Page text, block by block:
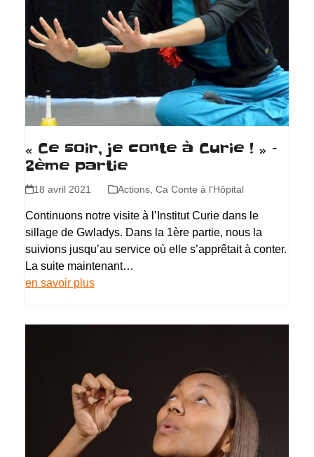
« Ce soir, je conte à Curie ! » –
2ème partie
18 avril 2021 Actions ,Ca Conte à l'Hôpital
Continuons notre visite à l’Institut Curie dans le
sillage de Gwladys. Dans la 1ère partie, nous la
suivions jusqu’au service où elle s’apprêtait à conter.
La suite maintenant…
en savoir plus